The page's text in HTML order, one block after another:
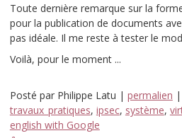
Toute dernière remarque sur la
pour la publication de documents
pas idéale. Il me reste à tester le
Voilà, pour le moment ...
Posté par Philippe Latu | permalien
travaux_pratiques, ipsec, système,
english with Google